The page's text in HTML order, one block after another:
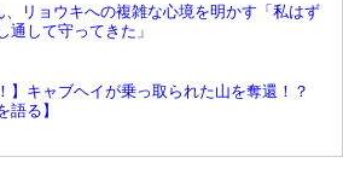
、リョウキへの複雑な心境を明かす「私はず
通して守ってきた」
】キャブヘイが乗っ取られた山を奪還！？
語る】